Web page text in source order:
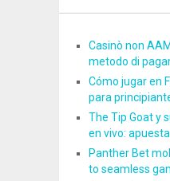
Casinò non
metodo di
Cómo jugar en
para
The Tip Goat y
en vivo:
Panther Bet
to seamless